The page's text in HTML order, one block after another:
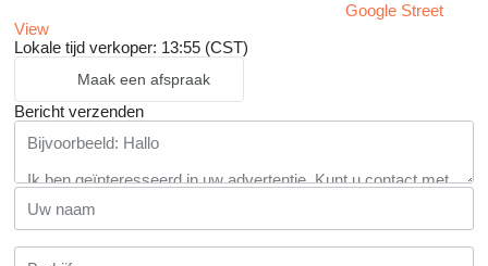
Google Street
View
Lokale tijd verkoper: 13:55 (CST)
Maak een afspraak
Bericht verzenden